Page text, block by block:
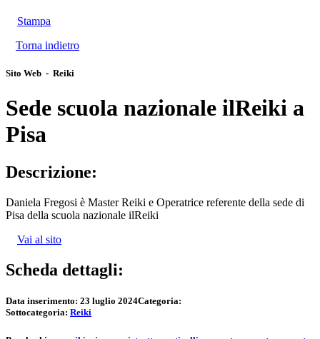
Stampa
Torna indietro
Sito Web - Reiki
Sede scuola nazionale ilReiki a
Pisa
Descrizione:
Daniela Fregosi è Master Reiki e Operatrice referente della sede di
Pisa della scuola nazionale ilReiki
Vai al sito
Scheda dettagli:
Data inserimento: 23 luglio 2024Categoria:
Sottocategoria: Reiki